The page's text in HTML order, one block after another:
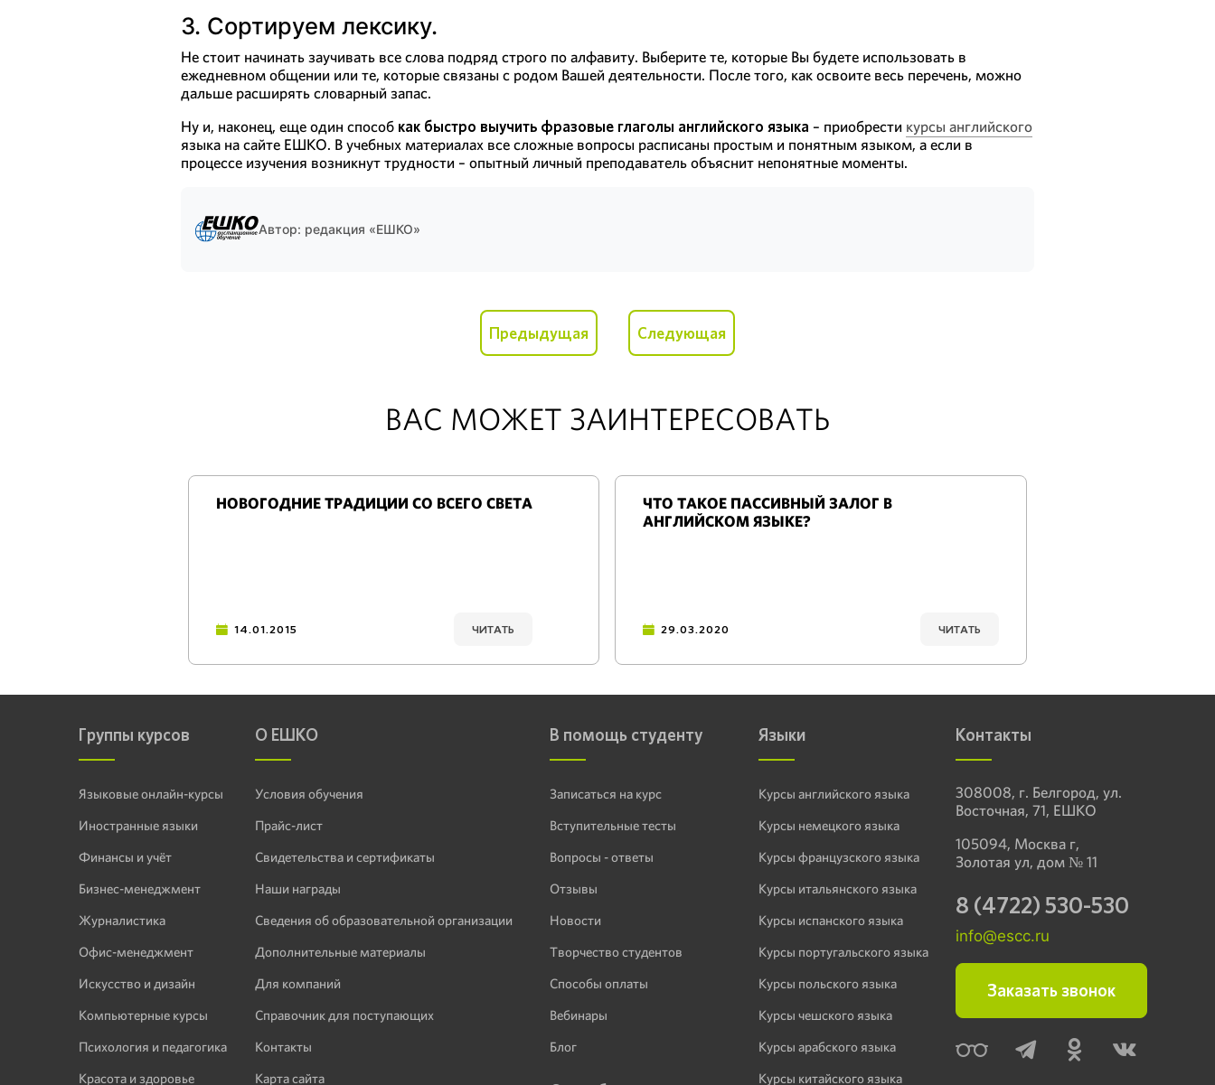
3. Сортируем лексику.
Не стоит начинать заучивать все слова подряд строго по алфавиту. Выберите те, которые Вы будете использовать в
ежедневном общении или те, которые связаны с родом Вашей деятельности. После того, как освоите весь перечень, можно
дальше расширять словарный запас.
Ну и, наконец, еще один способ как быстро выучить фразовые глаголы английского языка – приобрести курсы английского
языка на сайте ЕШКО. В учебных материалах все сложные вопросы расписаны простым и понятным языком, а если в
процессе изучения возникнут трудности – опытный личный преподаватель объяснит непонятные моменты.
Автор: редакция «ЕШКО»
Предыдущая Следующая
ВАС МОЖЕТ ЗАИНТЕРЕСОВАТЬ
НОВОГОДНИЕ ТРАДИЦИИ СО ВСЕГО СВЕТА
14.01.2015 ЧИТАТЬ
ЧТО ТАКОЕ ПАССИВНЫЙ ЗАЛОГ В
АНГЛИЙСКОМ ЯЗЫКЕ?
29.03.2020 ЧИТАТЬ
Группы курсов
Языковые онлайн-курсы
Иностранные языки
Финансы и учёт
Бизнес-менеджмент
Журналистика
Офис-менеджмент
Искусство и дизайн
Компьютерные курсы
Психология и педагогика
Красота и здоровье
О ЕШКО
Условия обучения
Прайс-лист
Свидетельства и сертификаты
Наши награды
Сведения об образовательной организации
Дополнительные материалы
Для компаний
Справочник для поступающих
Контакты
Карта сайта
В помощь студенту
Записаться на курс
Вступительные тесты
Вопросы - ответы
Отзывы
Новости
Творчество студентов
Способы оплаты
Вебинары
Блог
Языки
Курсы английского языка
Курсы немецкого языка
Курсы французского языка
Курсы итальянского языка
Курсы испанского языка
Курсы португальского языка
Курсы польского языка
Курсы чешского языка
Курсы арабского языка
Курсы китайского языка
Контакты
308008, г. Белгород, ул.
Восточная, 71, ЕШКО
105094, Москва г,
Золотая ул, дом № 11
8 (4722) 530-530
info@escc.ru
Заказать звонок